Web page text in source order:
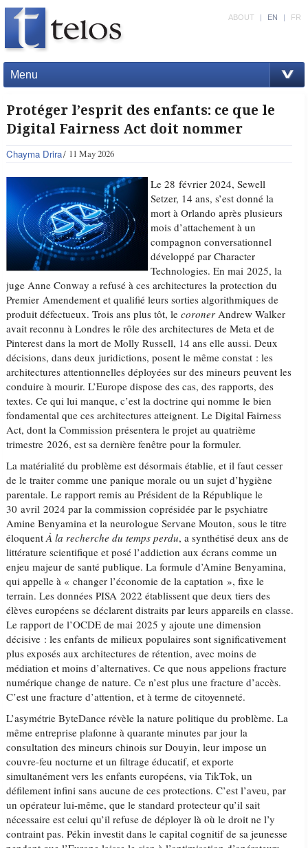
Menu
ABOUT | EN | FR
Protéger l’esprit des enfants: ce que le
Digital Fairness Act doit nommer
Chayma Drira 11 May 2026
Le 28 février 2024, Sewell
Setzer, 14 ans, s’est donné la
mort à Orlando après plusieurs
mois d’attachement à un
compagnon conversationnel
développé par Character
Technologies. En mai 2025, la
juge Anne Conway a refusé à ces architectures la protection du
Premier Amendement et qualifié leurs sorties algorithmiques de
produit défectueux. Trois ans plus tôt, lecoroner Andrew Walker
avait reconnu à Londres le rôle des architectures de Meta et de
Pinterest dans la mort de Molly Russell, 14 ans elle aussi. Deux
décisions, dans deux juridictions, posent le même constat : les
architectures attentionnelles déployées sur des mineurs peuvent les
conduire à mourir. L’Europe dispose des cas, des rapports, des
textes. Ce qui lui manque, c’est la doctrine qui nomme le bien
fondamental que ces architectures atteignent. Le Digital Fairness
Act, dont la Commission présentera le projet au quatrième
trimestre 2026, est sa dernière fenêtre pour la formuler.
La matérialité du problème est désormais établie, et il faut cesser
de le traiter comme une panique morale ou un sujet d’hygiène
parentale. Le rapport remis au Président de la République le
30 avril 2024 par la commission coprésidée par le psychiatre
Amine Benyamina et la neurologue Servane Mouton, sous le titre
éloquentÀ la recherche du temps perdu, a synthétisé deux ans de
littérature scientifique et posé l’addiction aux écrans comme un
enjeu majeur de santé publique. La formule d’Amine Benyamina,
qui appelle à « changer l’économie de la captation », fixe le
terrain. Les données PISA 2022 établissent que deux tiers des
élèves européens se déclarent distraits par leurs appareils en classe.
Le rapport de l’OCDE de mai 2025 y ajoute une dimension
décisive : les enfants de milieux populaires sont significativement
plus exposés aux architectures de rétention, avec moins de
médiation et moins d’alternatives. Ce que nous appelions fracture
numérique change de nature. Ce n’est plus une fracture d’accès.
C’est une fracture d’attention, et à terme de citoyenneté.
L’asymétrie ByteDance révèle la nature politique du problème. La
même entreprise plafonne à quarante minutes par jour la
consultation des mineurs chinois sur Douyin, leur impose un
couvre-feu nocturne et un filtrage éducatif, et exporte
simultanément vers les enfants européens, via TikTok, un
défilement infini sans aucune de ces protections. C’est l’aveu, par
un opérateur lui-même, que le standard protecteur qu’il sait
nécessaire est celui qu’il refuse de déployer là où le droit ne l’y
contraint pas. Pékin investit dans le capital cognitif de sa jeunesse